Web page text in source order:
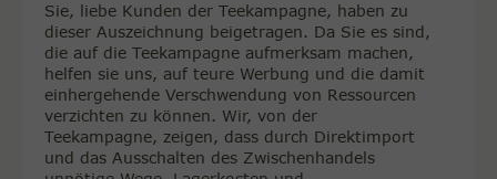
Sie, liebe Kunden der Teekampagne, haben zu
dieser Auszeichnung beigetragen. Da Sie es sind,
die auf die Teekampagne aufmerksam machen,
helfen sie uns, auf teure Werbung und die damit
einhergehende Verschwendung von Ressourcen
verzichten zu können. Wir, von der
Teekampagne, zeigen, dass durch Direktimport
und das Ausschalten des Zwischenhandels